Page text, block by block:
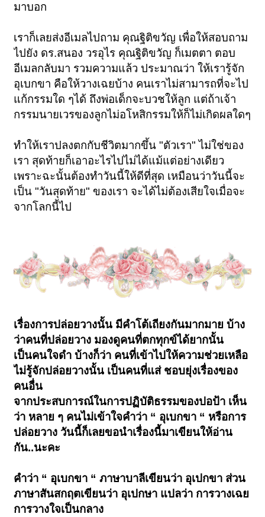
มาบอก
เราก็เลยส่งอีเมลไปถาม คุณฐิติขวัญ เพื่อให้สอบถาม
ไปยัง ดร.สนอง วรอุไร คุณฐิติขวัญ ก็เมตตา ตอบ
อีเมลกลับมา รวมความแล้ว ประมาณว่า ให้เรารู้จัก
อุเบกขา คือให้วางเฉยบ้าง คนเราไม่สามารถที่จะไป
แก้กรรมใด ๆได้ ถึงพ่อเด็กจะบวชให้ลูก แต่ถ้าเจ้า
กรรมนายเวรของลูกไม่อโหสิกรรมให้ก็ไม่เกิดผลใดๆ
ทำให้เราปลงตกกับชีวิตมากขึ้น "ตัวเรา" ไม่ใช่ของ
เรา สุดท้ายก็เอาอะไรไปไม่ได้แม้แต่อย่างเดียว
เพราะฉะนั้นต้องทำวันนี้ให้ดีที่สุด เหมือนว่าวันนี้จะ
เป็น "วันสุดท้าย" ของเรา จะได้ไม่ต้องเสียใจเมื่อจะ
จากโลกนี้ไป
เรื่องการปล่อยวางนั้น มีคำโต้เถียงกันมากมาย บ้าง
ว่าคนที่ปล่อยวาง มองดูคนที่ตกทุกข์ได้ยากนั้น
เป็นคนใจดำ บ้างก็ว่า คนที่เข้าไปให้ความช่วยเหลือ
ไม่รู้จักปล่อยวางนั้น เป็นคนที่แส่ ชอบยุ่งเรื่องของ
คนอื่น
จากประสบการณ์ในการปฏิบัติธรรมของปอป้า เห็น
ว่า หลาย ๆ คนไม่เข้าใจคำว่า “ อุเบกขา “ หรือการ
ปล่อยวาง วันนี้ก็เลยขอนำเรื่องนี้มาเขียนให้อ่าน
กัน..นะคะ
คำว่า “ อุเบกขา “ ภาษาบาลีเขียนว่า อุเปกขา ส่วน
ภาษาสันสกฤตเขียนว่า อุเปกษา แปลว่า การวางเฉย
การวางใจเป็นกลาง